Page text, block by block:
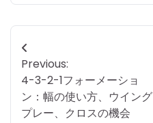
Post
navigation
Previous:
4-3-2-1フォーメーショ
ン：幅の使い方、ウイング
プレー、クロスの機会